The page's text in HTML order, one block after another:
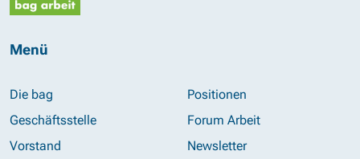
Menü
Die bag
Geschäftsstelle
Vorstand
Positionen
Forum Arbeit
Newsletter